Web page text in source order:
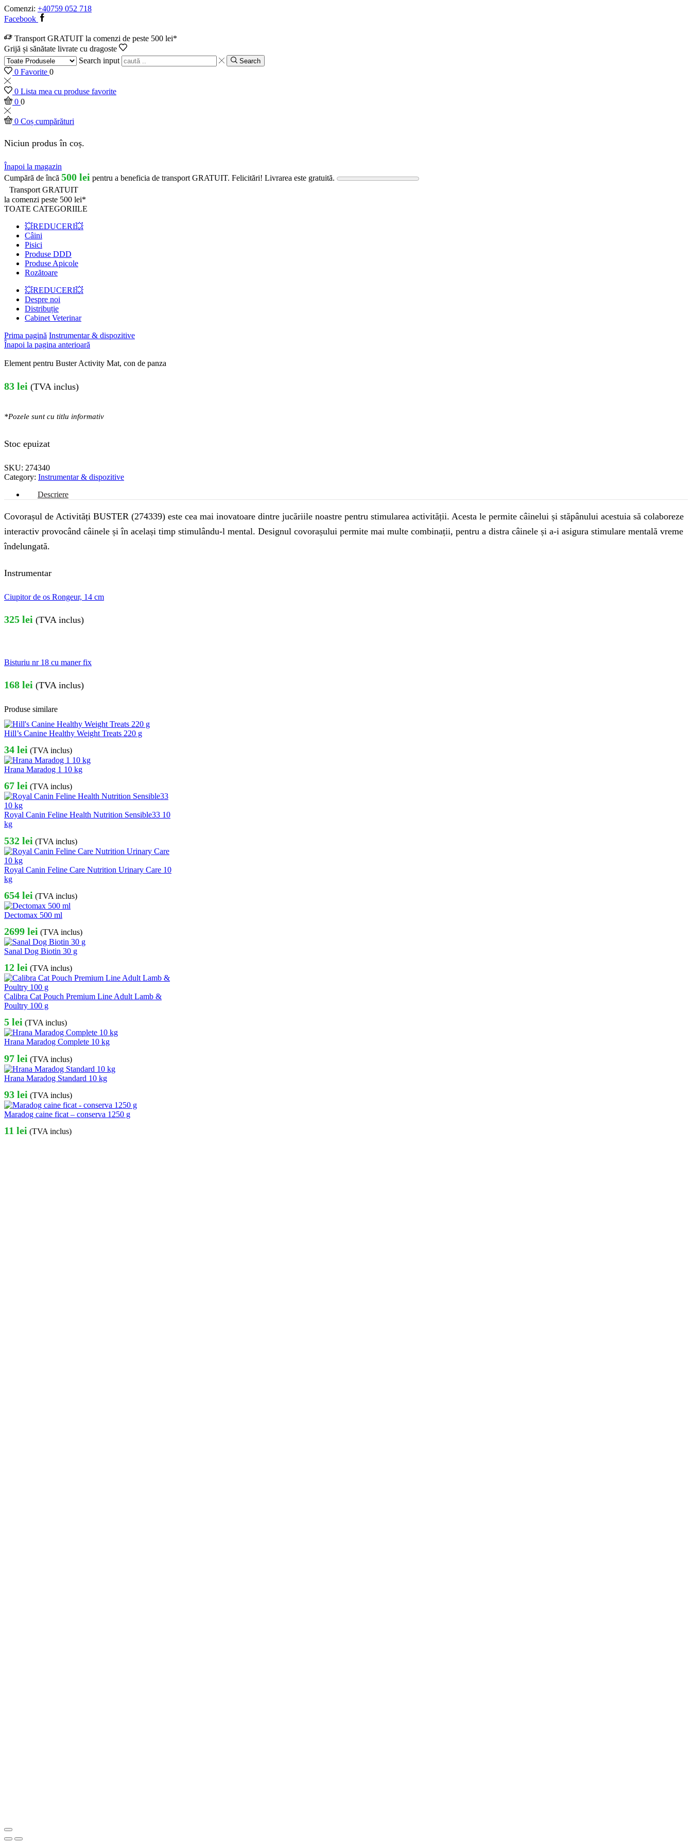
Comenzi: +40759 052 718
Facebook
Transport GRATUIT la comenzi de peste 500 lei*
Grijă și sănătate livrate cu dragoste
Search input
Search
0 Favorite 0
0 Lista mea cu produse favorite
0 0
0 Coș cumpărături
Niciun produs în coș.
Înapoi la magazin
Cumpără de încă 500 lei pentru a beneficia de transport GRATUIT. Felicitări! Livrarea este gratuită.
Transport GRATUIT
la comenzi peste 500 lei*
TOATE CATEGORIILE
💥REDUCERI💥
Câini
Pisici
Produse DDD
Produse Apicole
Rozătoare
💥REDUCERI💥
Despre noi
Distribuție
Cabinet Veterinar
Prima pagină Instrumentar & dispozitive
Înapoi la pagina anterioară
Element pentru Buster Activity Mat, con de panza
83 lei (TVA inclus)
*Pozele sunt cu titlu informativ
Stoc epuizat
SKU: 274340
Category: Instrumentar & dispozitive
Descriere
Covorașul de Activități BUSTER (274339) este cea mai inovatoare dintre jucăriile noastre pentru stimularea activității. Acesta le permite câinelui și stăpânului acestuia să colaboreze
interactiv provocând câinele și în același timp stimulându-l mental. Designul covorașului permite mai multe combinații, pentru a distra câinele și a-i asigura stimulare mentală vreme
îndelungată.
Instrumentar
Ciupitor de os Rongeur, 14 cm
325 lei (TVA inclus)
Bisturiu nr 18 cu maner fix
168 lei (TVA inclus)
Produse similare
Hill’s Canine Healthy Weight Treats 220 g
34 lei (TVA inclus)
Hrana Maradog 1 10 kg
67 lei (TVA inclus)
Royal Canin Feline Health Nutrition Sensible33 10
kg
532 lei (TVA inclus)
Royal Canin Feline Care Nutrition Urinary Care 10
kg
654 lei (TVA inclus)
Dectomax 500 ml
2699 lei (TVA inclus)
Sanal Dog Biotin 30 g
12 lei (TVA inclus)
Calibra Cat Pouch Premium Line Adult Lamb &
Poultry 100 g
5 lei (TVA inclus)
Hrana Maradog Complete 10 kg
97 lei (TVA inclus)
Hrana Maradog Standard 10 kg
93 lei (TVA inclus)
Maradog caine ficat – conserva 1250 g
11 lei (TVA inclus)